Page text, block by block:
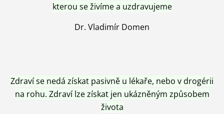
kterou se živíme a uzdravujeme
Dr. Vladimír Domen
Zdraví se nedá získat pasivně u lékaře, nebo v drogérii
na rohu. Zdraví lze získat jen ukázněným způsobem
života